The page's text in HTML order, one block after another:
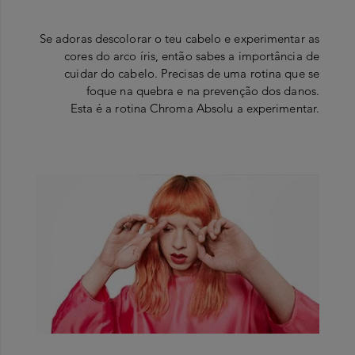
Se adoras descolorar o teu cabelo e experimentar as
cores do arco íris, então sabes a importância de
cuidar do cabelo. Precisas de uma rotina que se
foque na quebra e na prevenção dos danos.
Esta é a rotina Chroma Absolu a experimentar.